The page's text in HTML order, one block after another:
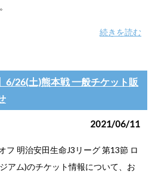
続きを読む
6/26(土)熊本戦 一般チケット販
2021/06/11
フ 明治安田生命J3リーグ 第13節 ロ
アム)のチケット情報について、お